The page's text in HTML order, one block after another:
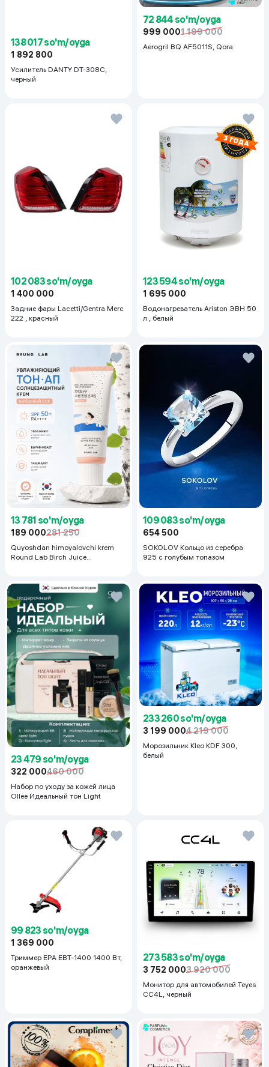
138 017 so'm/oyga
1 892 800
Усилитель DANTY DT-308C,
черный
72 844 so'm/oyga
999 0001 199 000
Aerogril BQ AF5011S, Qora
102 083 so'm/oyga
1 400 000
Задние фары Lacetti/Gentra Merc
222 , красный
123 594 so'm/oyga
1 695 000
Водонагреватель Ariston ЭВН 50
л , белый
13 781 so'm/oyga
189 000281 250
Quyoshdan himoyalovchi krem
Round Lab Birch Juice
109 083 so'm/oyga
654 500
SOKOLOV Кольцо из серебра
925 с голубым топазом
23 479 so'm/oyga
322 000460 000
Набор по уходу за кожей лица
Ollee Идеальный тон Light
233 260 so'm/oyga
3 199 0004 219 000
Морозильник Kleo KDF 300,
белый
99 823 so'm/oyga
1 369 000
Триммер EPA EBT-1400 1400 Вт,
оранжевый
273 583 so'm/oyga
3 752 0003 920 000
Монитор для автомобилей Teyes
CC4L, черный